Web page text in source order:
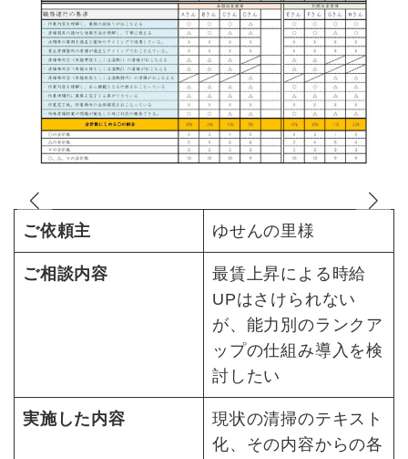
ご依頼主 ゆせんの里様
ご相談内容
最賃上昇による時給
UPはさけられない
が、能力別のランクア
ップの仕組み導入を検
討したい
実施した内容
現状の清掃のテキスト
化、その内容からの各